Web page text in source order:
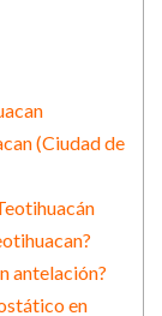
(Ciudad de
antelación?
en